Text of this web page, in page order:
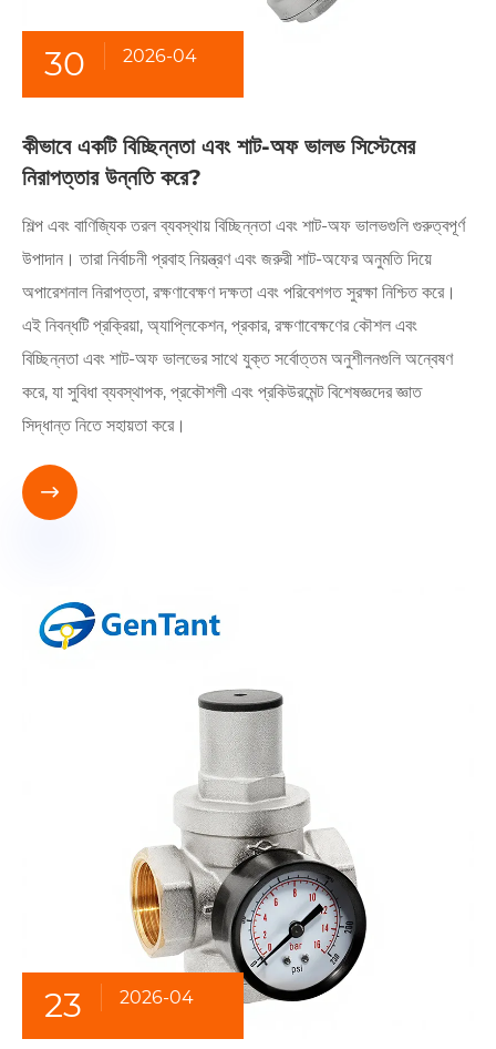
30 2026-04
কীভাবে একটি বিচ্ছিন্নতা এবং শাট-অফ ভালভ সিস্টেমের
নিরাপত্তার উন্নতি করে?
শিল্প এবং বাণিজ্যিক তরল ব্যবস্থায় বিচ্ছিন্নতা এবং শাট-অফ ভালভগুলি গুরুত্বপূর্ণ
উপাদান। তারা নির্বাচনী প্রবাহ নিয়ন্ত্রণ এবং জরুরী শাট-অফের অনুমতি দিয়ে
অপারেশনাল নিরাপত্তা, রক্ষণাবেক্ষণ দক্ষতা এবং পরিবেশগত সুরক্ষা নিশ্চিত করে।
এই নিবন্ধটি প্রক্রিয়া, অ্যাপ্লিকেশন, প্রকার, রক্ষণাবেক্ষণের কৌশল এবং
বিচ্ছিন্নতা এবং শাট-অফ ভালভের সাথে যুক্ত সর্বোত্তম অনুশীলনগুলি অন্বেষণ
করে, যা সুবিধা ব্যবস্থাপক, প্রকৌশলী এবং প্রকিউরমেন্ট বিশেষজ্ঞদের জ্ঞাত
সিদ্ধান্ত নিতে সহায়তা করে।

23 2026-04